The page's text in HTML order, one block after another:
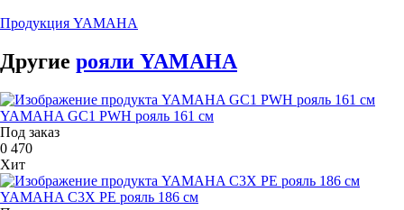
Продукция YAMAHA
Другие рояли YAMAHA
YAMAHA GC1 PWH рояль 161 см
Под заказ
0 470
Хит
YAMAHA C3X PE рояль 186 см